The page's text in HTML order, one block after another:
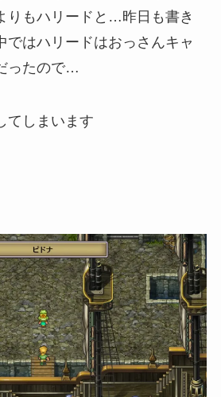
りもハリードと…昨日も書き
ではハリードはおっさんキャ
ったので…
てしまいます